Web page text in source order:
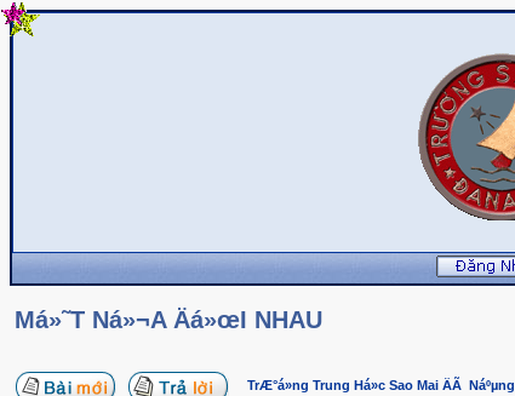
Má»˜T Ná»¬A Äá»œI NHAU
TrÆ°á»ng Trung Há»c Sao Mai ÄÃ Náºµng